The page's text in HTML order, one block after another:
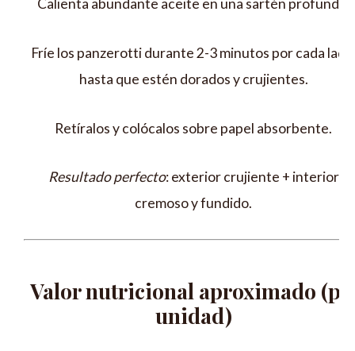
Calienta abundante aceite en una sartén profunda.
Fríe los panzerotti durante 2-3 minutos por cada
hasta que estén dorados y crujientes.
Retíralos y colócalos sobre papel absorbente.
Resultado perfecto: exterior crujiente + interior
cremoso y fundido.
Valor nutricional aproximado
unidad)